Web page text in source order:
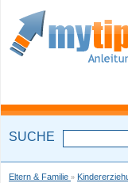
SUCHE
Eltern & Familie »